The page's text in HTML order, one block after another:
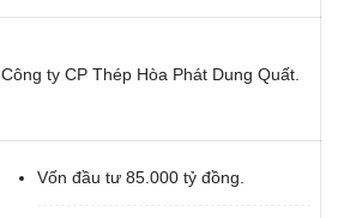
Công ty CP Thép Hòa Phát Dung Quất.
Vốn đầu tư 85.000 tỷ đồng.